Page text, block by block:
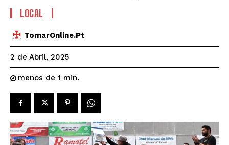
LOCAL
TomarOnline.pt
2 de Abril, 2025
menos de 1 min.